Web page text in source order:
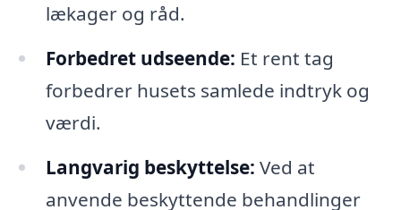
lækager og råd.
Forbedret udseende: Et rent tag
forbedrer husets samlede indtryk og
værdi.
Langvarig beskyttelse: Ved at
anvende beskyttende behandlinger